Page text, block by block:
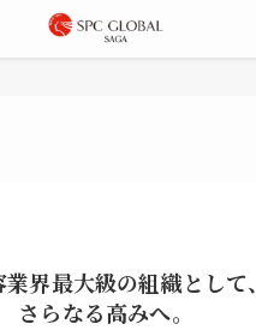
界最大級の組織として、
さらなる高みへ。